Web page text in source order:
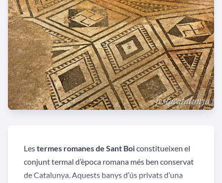
Lestermes romanes de Sant Boiconstitueixen el
conjunt termal d’època romana més ben conservat
de Catalunya. Aquests banys d’ús privats d’una